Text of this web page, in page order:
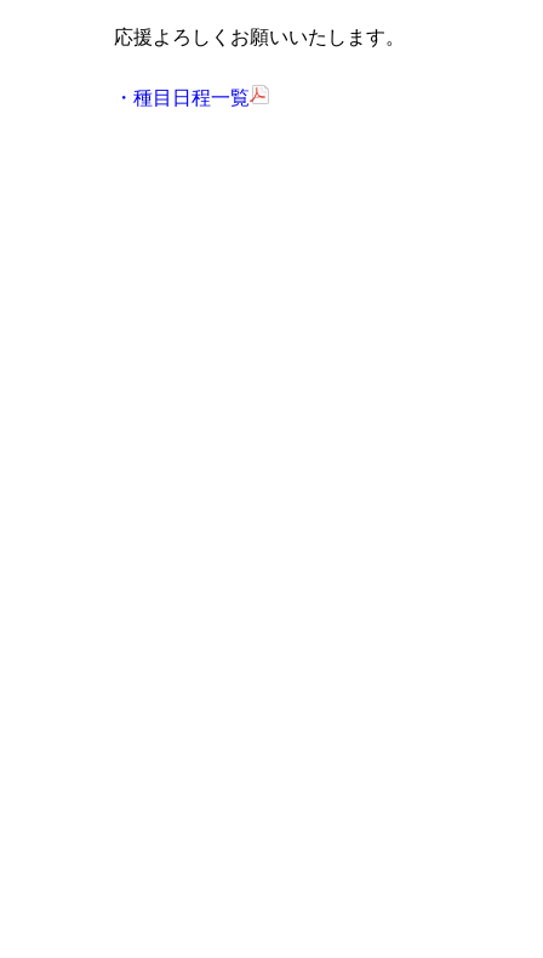
応援よろしくお願いいたします。
・種目日程一覧